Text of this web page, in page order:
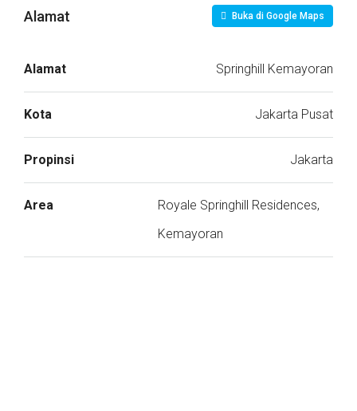
Alamat Buka di Google Maps
Alamat Springhill Kemayoran
Kota Jakarta Pusat
Propinsi Jakarta
Area
Royale Springhill Residences,
Kemayoran